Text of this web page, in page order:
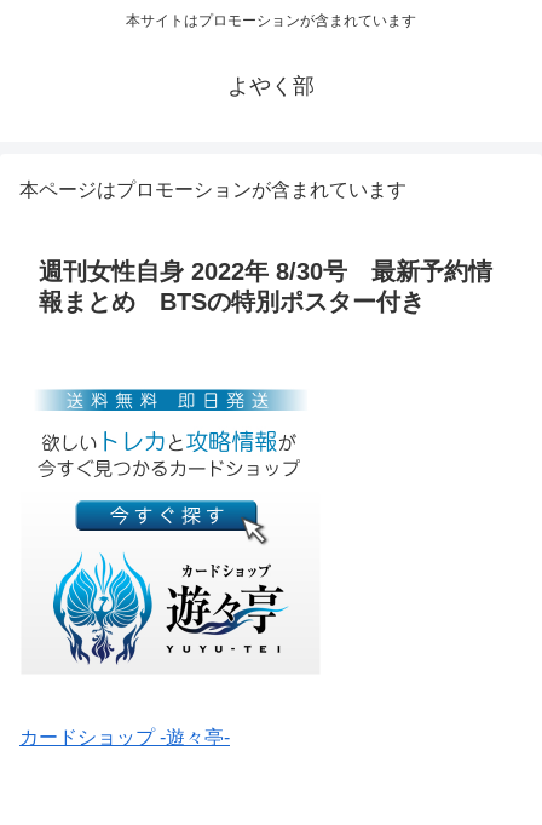
本サイトはプロモーションが含まれています
よやく部
本ページはプロモーションが含まれています
週刊女性自身 2022年 8/30号 最新予約情
報まとめ BTSの特別ポスター付き
カードショップ -遊々亭-